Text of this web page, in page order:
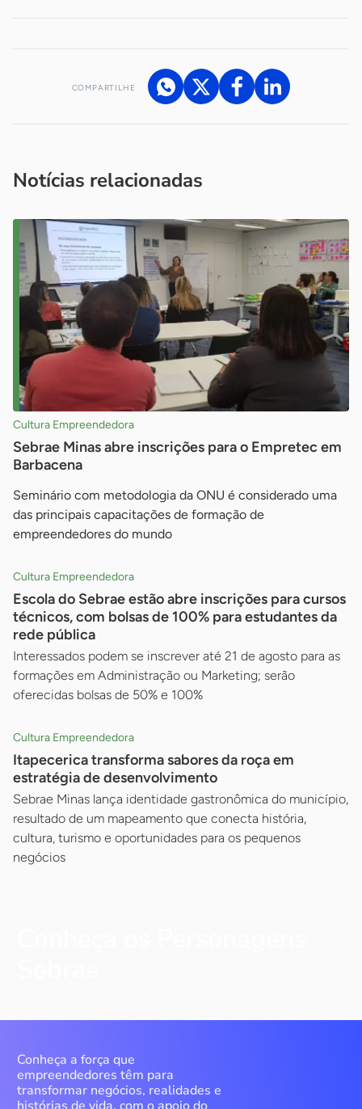
COMPARTILHE
Notícias relacionadas
Cultura Empreendedora
Sebrae Minas abre inscrições para o Empretec em
Barbacena
Seminário com metodologia da ONU é considerado uma
das principais capacitações de formação de
empreendedores do mundo
Cultura Empreendedora
Escola do Sebrae estão abre inscrições para cursos
técnicos, com bolsas de 100% para estudantes da
rede pública
Interessados podem se inscrever até 21 de agosto para as
formações em Administração ou Marketing; serão
oferecidas bolsas de 50% e 100%
Cultura Empreendedora
Itapecerica transforma sabores da roça em
estratégia de desenvolvimento
Sebrae Minas lança identidade gastronômica do município,
resultado de um mapeamento que conecta história,
cultura, turismo e oportunidades para os pequenos
negócios
Conheça a força que
empreendedores têm para
transformar negócios, realidades e